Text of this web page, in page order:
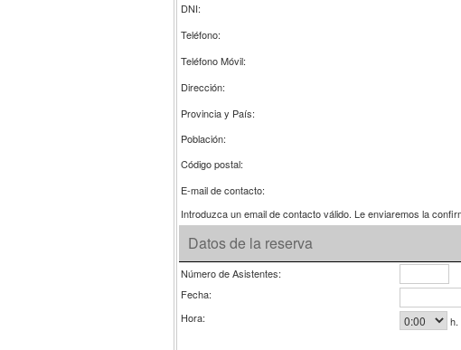
DNI:
Teléfono:
Teléfono Móvil:
Dirección:
Provincia y País:
Población:
Código postal:
E-mail de contacto:
Introduzca un email de contacto válido. Le enviaremos la
Datos de la reserva
Número de Asistentes:
Fecha:
Hora:
h.